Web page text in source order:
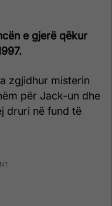
e gjerë qëkur
zgjidhur misterin
për Jack-un dhe
druri në fund të